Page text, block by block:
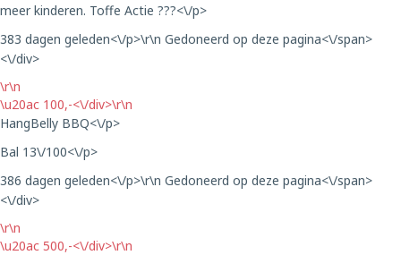
meer kinderen. Toffe Actie ???<\/p>
383 dagen geleden<\/p>\r\n Gedoneerd op deze pagina<\/span>
<\/div>
\r\n
\u20ac 100,-<\/div>\r\n
HangBelly BBQ<\/p>
Bal 13\/100<\/p>
386 dagen geleden<\/p>\r\n Gedoneerd op deze pagina<\/span>
<\/div>
\r\n
\u20ac 500,-<\/div>\r\n